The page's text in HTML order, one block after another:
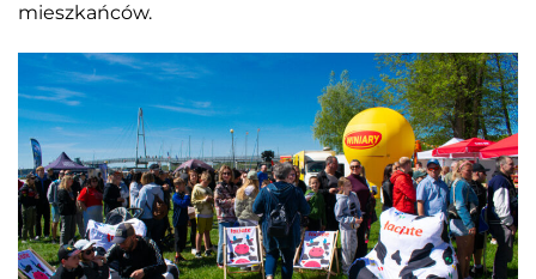
mieszkańców.